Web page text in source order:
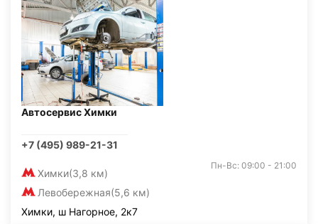
Автосервис Химки
+7 (495) 989-21-31
Химки(3,8 км)
Левобережная(5,6 км)
Пн-Вс: 09:00 - 21:00
Химки, ш Нагорное, 2к7